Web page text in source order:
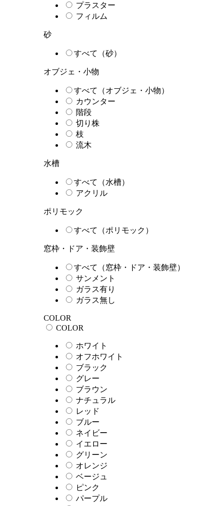
プラスター
フィルム
砂
すべて（砂）
オブジェ・小物
すべて（オブジェ・小物）
カウンター
階段
切り株
枝
流木
水槽
すべて（水槽）
アクリル
ポリモック
すべて（ポリモック）
窓枠・ドア・装飾壁
すべて（窓枠・ドア・装飾壁）
サンメント
ガラス有り
ガラス無し
COLOR
COLOR
ホワイト
オフホワイト
ブラック
グレー
ブラウン
ナチュラル
レッド
ブルー
ネイビー
イエロー
グリーン
オレンジ
ベージュ
ピンク
パープル